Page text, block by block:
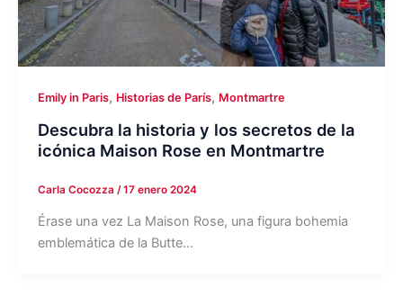
Emily in Paris, Historias de París, Montmartre
Descubra la historia y los secretos de la
icónica Maison Rose en Montmartre
Carla Cocozza /17 enero 2024
Érase una vez La Maison Rose, una figura bohemia
emblemática de la Butte…